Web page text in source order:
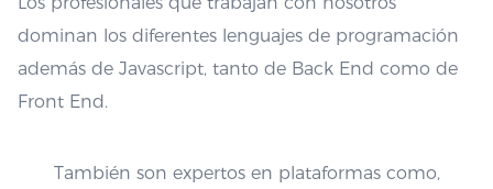
dominan los diferentes lenguajes de programación
además de Javascript, tanto de Back End como de
Front End.
También son expertos en plataformas como,